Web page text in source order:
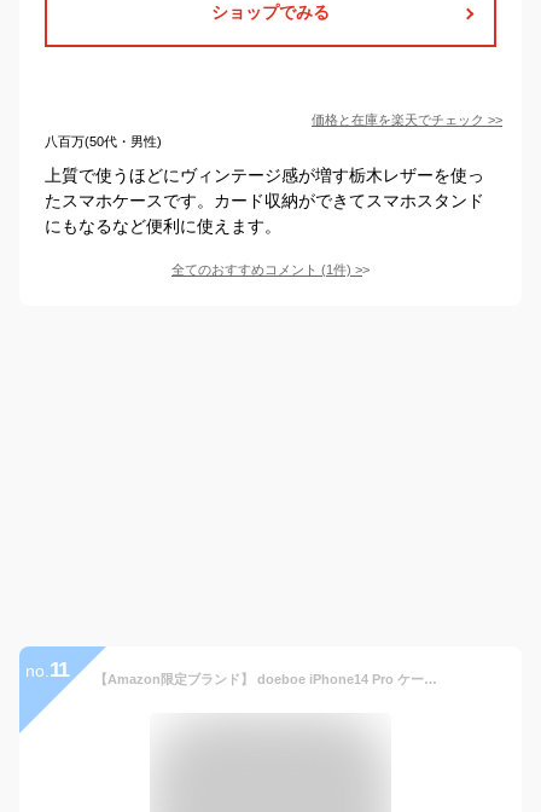
ショップでみる
価格と在庫を楽天でチェック >>
八百万(50代・男性)
上質で使うほどにヴィンテージ感が増す栃木レザーを使っ
たスマホケースです。カード収納ができてスマホスタンド
にもなるなど便利に使えます。
全てのおすすめコメント (1件) >
no. 11 【Amazon限定ブランド】 doeboe iPhone14 Pro ケース カバー 手帳型 高級PUレザー [3枚] ic カード収納 アイフォン14Proケース カード入れ 2022 iphone14proスマホケース 手帳ケース 可愛い オシャレ [軽量 薄い 耐衝撃 スタンド機能] iphone14proケース メンズ レディース 財布型（6.1 インチ） (ブラウン)